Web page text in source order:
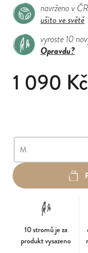
navrženo v
ušito ve světě
vyroste 10
Opravdu?
1 090 Kč
10 stromů je za
produkt vysazeno